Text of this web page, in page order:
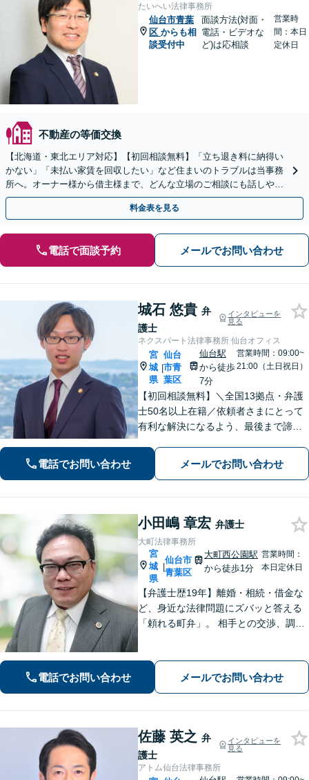
たいへい法律事務所
仙台市青葉
区 からも相
談受付中
面談方法(対面・
電話・ビデオな
ど)は応相談
営業時
間：本日
定休日
不動産の等価交換
【北海道・東北エリア対応】【初回相談無料】「立ち退き料に納得い
かない」「未払い家賃を回収したい」など住まいのトラブルは当事務
所へ。オーナー様から借主様まで、どんな立場のご相談にも話しやす
い弁護士が対応します。ＷＥＢ面談可。
料金表を見る
電話で面談予約 メールでお問い合わせ
城石 悠貴 弁
護士
インタビューを
見る
ネクスパート法律事務所 仙台オフィス
宮
城
県
|
仙台
市青
葉区
仙台駅
から徒歩
7分
営業時間：09:00~
21:00（土日祝日）
【初回相談無料】＼全国13拠点・弁護
士50名以上在籍／依頼者さまにとって
有利な解決になるよう、最後まで諦め
題/相続/交通事故/刑事事件など、ご相
談ください【夜間・休日対応】
電話でお問い合わせ メールでお問い合わせ
小田嶋 章宏 弁護士
大町法律事務所
宮
城
県
|
仙台市
青葉区
大町西公園駅
から徒歩1分
営業時間：
本日定休日
【弁護士歴19年】離婚・相続・借金な
ど、身近な法律問題にズバッと答える
「頼れる町弁」。 相手との交渉、調
談料30分1,100円】【大町西公園駅1
分】【夜間・休日対応可能】
電話でお問い合わせ メールでお問い合わせ
佐藤 英之 弁
護士
インタビューを
見る
アトム仙台法律事務所